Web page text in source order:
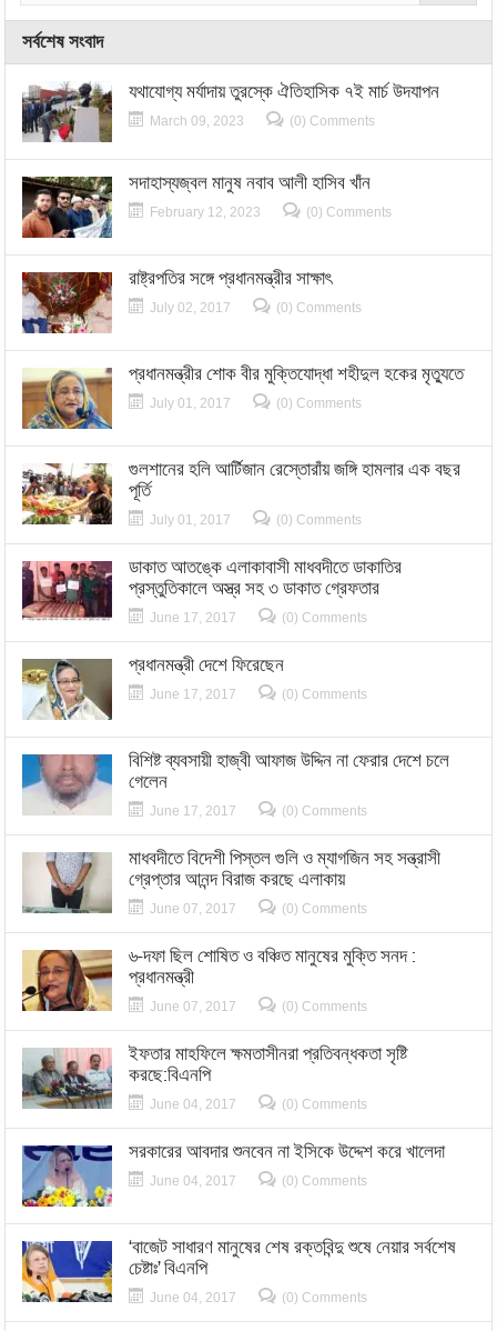
সর্বশেষ সংবাদ
যথাযোগ্য মর্যাদায় তুরস্কে ঐতিহাসিক ৭ই মার্চ উদযাপন
March 09, 2023 (0) Comments
সদাহাস্যজ্বল মানুষ নবাব আলী হাসিব খাঁন
February 12, 2023 (0) Comments
রাষ্ট্রপতির সঙ্গে প্রধানমন্ত্রীর সাক্ষাৎ
July 02, 2017 (0) Comments
প্রধানমন্ত্রীর শোক বীর মুক্তিযোদ্ধা শহীদুল হকের মৃত্যুতে
July 01, 2017 (0) Comments
গুলশানের হলি আর্টিজান রেস্তোরাঁয় জঙ্গি হামলার এক বছর
পূর্তি
July 01, 2017 (0) Comments
ডাকাত আতঙ্কে এলাকাবাসী মাধবদীতে ডাকাতির
প্রস্তুতিকালে অস্ত্র সহ ৩ ডাকাত গ্রেফতার
June 17, 2017 (0) Comments
প্রধানমন্ত্রী দেশে ফিরেছেন
June 17, 2017 (0) Comments
বিশিষ্ট ব্যবসায়ী হাজ্বী আফাজ উদ্দিন না ফেরার দেশে চলে
গেলেন
June 17, 2017 (0) Comments
মাধবদীতে বিদেশী পিস্তল গুলি ও ম্যাগজিন সহ সন্ত্রাসী
গ্রেপ্তার আনন্দ বিরাজ করছে এলাকায়
June 07, 2017 (0) Comments
৬-দফা ছিল শোষিত ও বঞ্চিত মানুষের মুক্তি সনদ :
প্রধানমন্ত্রী
June 07, 2017 (0) Comments
ইফতার মাহফিলে ক্ষমতাসীনরা প্রতিবন্ধকতা সৃষ্টি
করছে:বিএনপি
June 04, 2017 (0) Comments
সরকারের আবদার শুনবেন না ইসিকে উদ্দেশ করে খালেদা
June 04, 2017 (0) Comments
‘বাজেট সাধারণ মানুষের শেষ রক্তবিন্দু শুষে নেয়ার সর্বশেষ
চেষ্টাঃ’ বিএনপি
June 04, 2017 (0) Comments